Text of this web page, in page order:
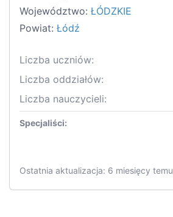
Województwo: ŁÓDZKIE
Powiat: Łódź
Liczba uczniów:
Liczba oddziałów:
Liczba nauczycieli:
Specjaliści:
Ostatnia aktualizacja: 6 miesięcy temu